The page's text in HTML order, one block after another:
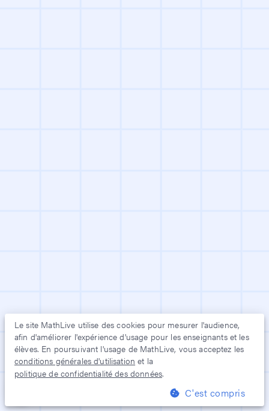
Le site MathLive utilise des cookies pour mesurer l'audience,
afin d'améliorer l'expérience d'usage pour les enseignants et les
élèves. En poursuivant l'usage de MathLive, vous acceptez les
conditions générales d'utilisation et la
politique de confidentialité des données.
C'est compris